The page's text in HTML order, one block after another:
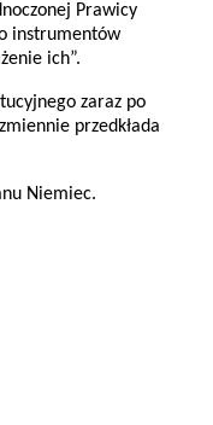
Prawicy
instrumentów
ich”.
zaraz po
przedkłada
Niemiec.